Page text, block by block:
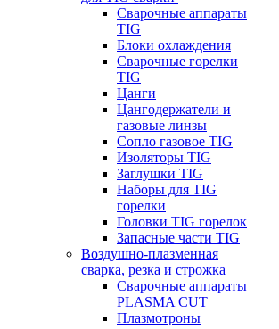
Сварочные аппараты
TIG
Блоки охлаждения
Сварочные горелки
TIG
Цанги
Цангодержатели и
газовые линзы
Сопло газовое TIG
Изоляторы TIG
Заглушки TIG
Наборы для TIG
горелки
Головки TIG горелок
Запасные части TIG
Воздушно-плазменная
сварка, резка и строжка
Сварочные аппараты
PLASMA CUT
Плазмотроны